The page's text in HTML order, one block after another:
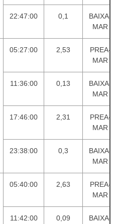
22:47:00 0,1
BAIXA-
MAR
05:27:00 2,53
PREA-
MAR
11:36:00 0,13
BAIXA-
MAR
17:46:00 2,31
PREA-
MAR
23:38:00 0,3
BAIXA-
MAR
05:40:00 2,63
PREA-
MAR
11:42:00 0,09
BAIXA-